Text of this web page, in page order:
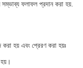
ফলাফল প্রদান করা হয়.
হয় এবং প্রেরণ করা হয়ঃ